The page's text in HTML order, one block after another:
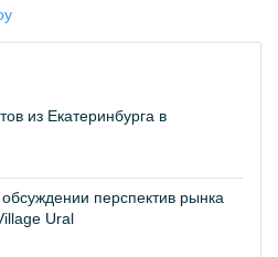
из Екатеринбурга в
перспектив рынка
Ural